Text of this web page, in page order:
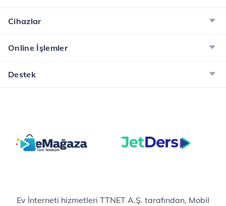
Cihazlar
Online İşlemler
Destek
Ev İnterneti hizmetleri TTNET A.Ş. tarafından, Mobil